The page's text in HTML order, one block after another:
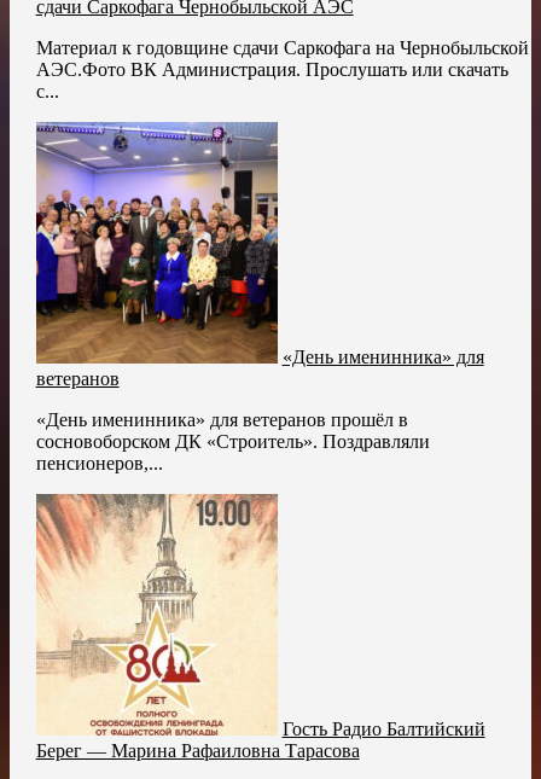
сдачи Саркофага Чернобыльской АЭС
Материал к годовщине сдачи Саркофага на Чернобыльской
АЭС.Фото ВК Администрация. Прослушать или скачать
с...
«День именинника» для
ветеранов
«День именинника» для ветеранов прошёл в
сосновоборском ДК «Строитель». Поздравляли
пенсионеров,...
Гость Радио Балтийский
Берег — Марина Рафаиловна Тарасова